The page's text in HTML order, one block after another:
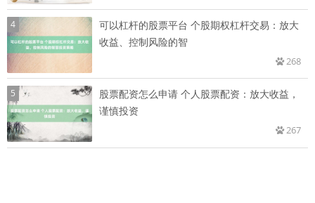
4
可以杠杆的股票平台 个股期权杠杆交易：放大
收益、控制风险的智
268
5
股票配资怎么申请 个人股票配资：放大收益，
谨慎投资
267